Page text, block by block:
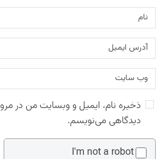
ذخیره نام، ایمیل و وبسایت من در
دیدگاهی می‌نویسم.
I'm not a robot